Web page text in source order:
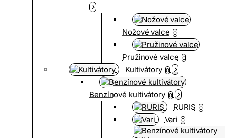
Nožové valce 0
Pružinové valce 0
Kultivátory 0
Benzínové kultivátory 0
RURIS 0
Vari 0